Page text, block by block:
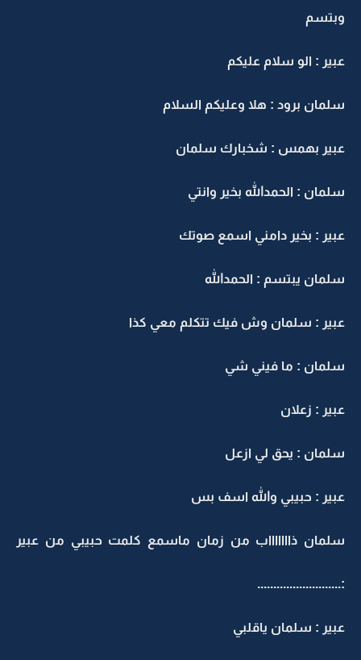
وبتسم
عبير : الو سلام عليكم
سلمان برود : هلا وعليكم السلام
عبير بهمس : شخبارك سلمان
سلمان : الحمدالله بخير وانتي
عبير : بخير دامني اسمع صوتك
سلمان يبتسم : الحمدالله
عبير : سلمان وش فيك تتكلم معي كذا
سلمان : ما فيني شي
عبير : زعلان
سلمان : يحق لي ازعل
عبير : حبيبي والله اسف بس
سلمان ذاااااااب من زمان ماسمع كلمت حبيبي من عبير
:..........................
عبير : سلمان ياقلبي